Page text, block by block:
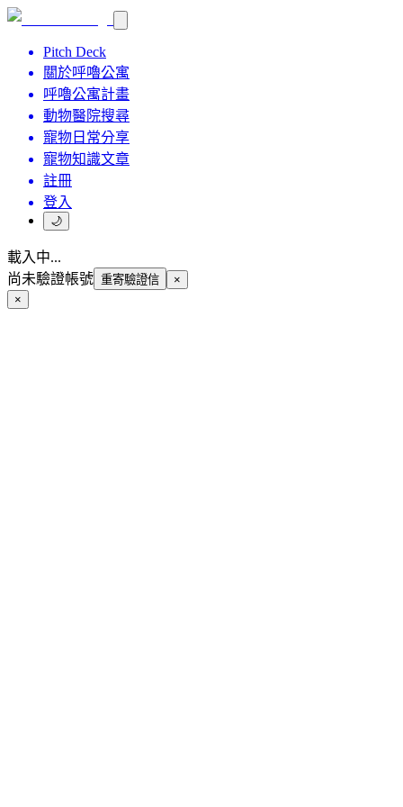
Pitch Deck
關於呼嚕公寓
呼嚕公寓計畫
動物醫院搜尋
寵物日常分享
寵物知識文章
註冊
登入
🌙
載入中...
尚未驗證帳號 重寄驗證信
×
×